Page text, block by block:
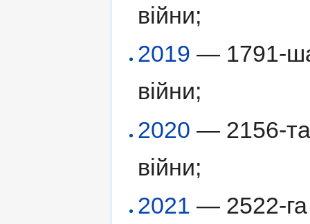
війни;
2019 — 1791-ша
війни;
2020 — 2156-та
війни;
2021 — 2522-га